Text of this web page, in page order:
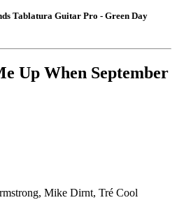
Tablatura Guitar Pro - Green Day
Up When September
Mike Dirnt, Tré Cool